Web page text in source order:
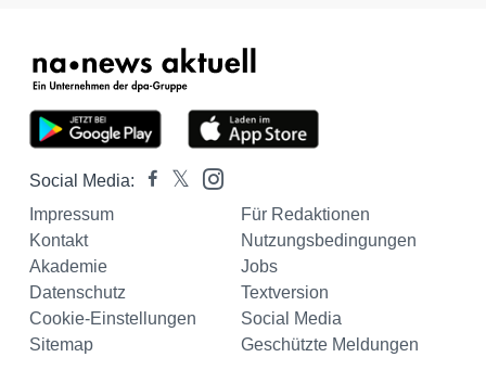
Social Media:
Impressum
Für Redaktionen
Kontakt
Nutzungsbedingungen
Akademie
Jobs
Datenschutz
Textversion
Cookie-Einstellungen
Social Media
Sitemap
Geschützte Meldungen